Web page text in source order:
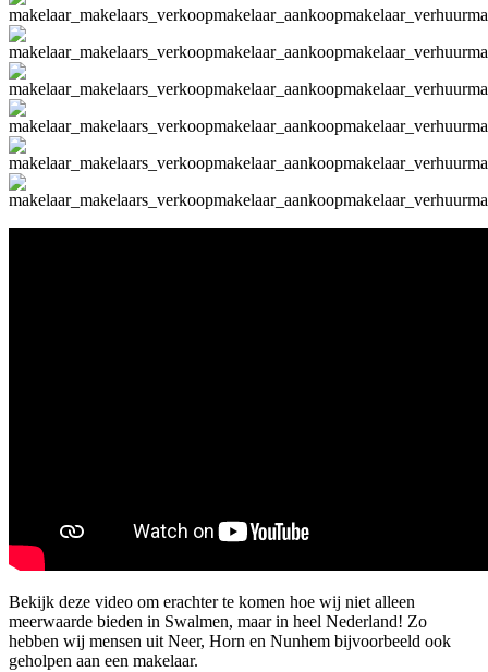
Bekijk deze video om erachter te komen hoe wij niet alleen
meerwaarde bieden in Swalmen, maar in heel Nederland! Zo
hebben wij mensen uit Neer, Horn en Nunhem bijvoorbeeld ook
geholpen aan een makelaar.